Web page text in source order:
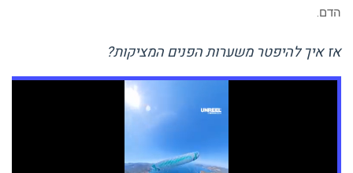
הדם.
אז איך להיפטר משערות הפנים המציקות?